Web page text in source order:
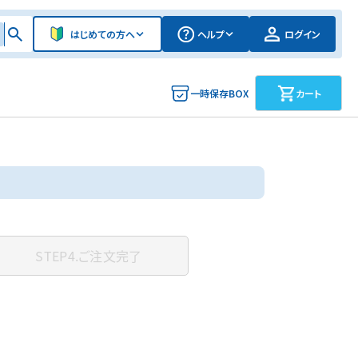
はじめての方へ ヘルプ ログイン
一時保存BOX カート
STEP4.ご注文完了